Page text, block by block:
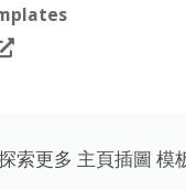
索更多 主頁插圖 模